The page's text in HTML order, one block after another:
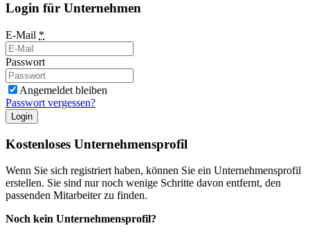
Login für Unternehmen
E-Mail *
Passwort
Angemeldet bleiben
Passwort vergessen?
Login
Kostenloses Unternehmensprofil
Wenn Sie sich registriert haben, können Sie ein Unternehmensprofil
erstellen. Sie sind nur noch wenige Schritte davon entfernt, den
passenden Mitarbeiter zu finden.
Noch kein Unternehmensprofil?